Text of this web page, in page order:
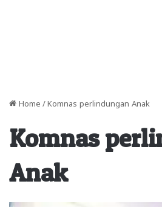
Home / Komnas perlindungan Anak
Komnas
Anak